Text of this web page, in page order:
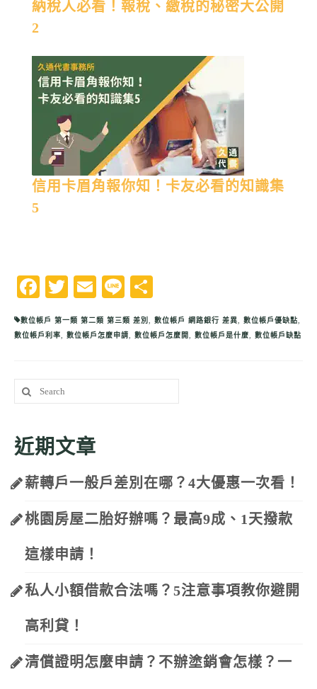
納稅人必看！報稅、繳稅的秘密大公開
2
信用卡眉角報你知！卡友必看的知識集
5
Facebook
Twitter
EmailLine
享
數位帳戶 第一類 第二類 第三類 差別 , 數位帳戶 網路銀行 差異, 數位帳戶優缺點,
數位帳戶利率, 數位帳戶怎麼申請, 數位帳戶怎麼開, 數位帳戶是什麼, 數位帳戶缺點
Search
for:
近期文章
薪轉戶一般戶差別在哪？4大優惠一次看！
桃園房屋二胎好辦嗎？最高9成、1天撥款
這樣申請！
私人小額借款合法嗎？5注意事項教你避開
高利貸！
清償證明怎麼申請？不辦塗銷會怎樣？一